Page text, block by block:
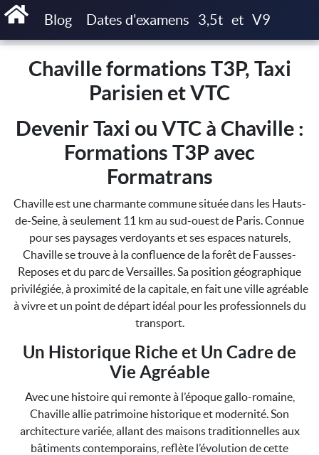
Blog Dates d'examens 3,5t et V9
Accueil Chaville formations T3P, Taxi Parisien et VTC
Chaville formations T3P, Taxi
Parisien et VTC
Devenir Taxi ou VTC à Chaville :
Formations T3P avec
Formatrans
Chaville est une charmante commune située dans les Hauts-
de-Seine, à seulement 11 km au sud-ouest de Paris. Connue
pour ses paysages verdoyants et ses espaces naturels,
Chaville se trouve à la confluence de la forêt de Fausses-
Reposes et du parc de Versailles. Sa position géographique
privilégiée, à proximité de la capitale, en fait une ville agréable
à vivre et un point de départ idéal pour les professionnels du
transport.
Un Historique Riche et Un Cadre de
Vie Agréable
Avec une histoire qui remonte à l’époque gallo-romaine,
Chaville allie patrimoine historique et modernité. Son
architecture variée, allant des maisons traditionnelles aux
bâtiments contemporains, reflète l’évolution de cette